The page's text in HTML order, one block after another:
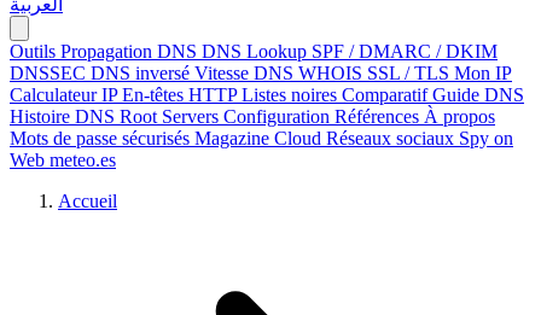
العربية
Outils Propagation DNS DNS Lookup SPF / DMARC / DKIM
DNSSEC DNS inversé Vitesse DNS WHOIS SSL / TLS Mon IP
Calculateur IPEn-têtes HTTPListes noires ComparatifGuide DNS
Histoire DNS Root Servers Configuration Références À propos
Mots de passe sécurisés Magazine Cloud Réseaux sociaux Spy on
Web meteo.es
Accueil